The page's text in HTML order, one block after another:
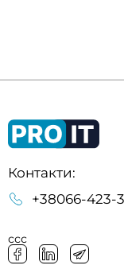
Контакти:
+38066-423-
ссс